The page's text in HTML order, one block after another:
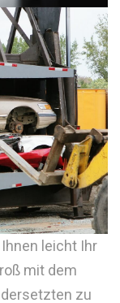
leicht Ihr
mit dem
zu